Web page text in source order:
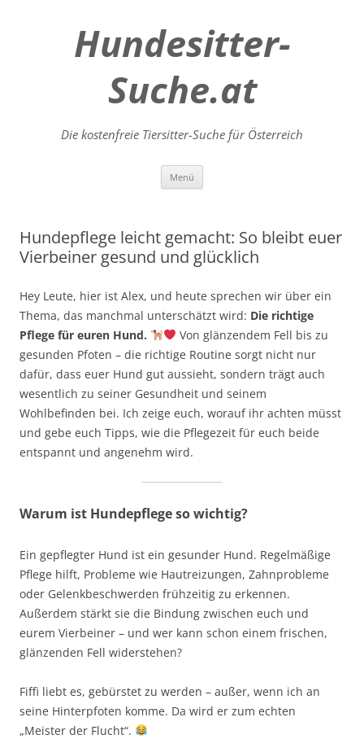
Hundesitter-
Suche.at
Die kostenfreie Tiersitter-Suche für Österreich
Menü
Hundepflege leicht gemacht: So bleibt euer
Vierbeiner gesund und glücklich
Hey Leute, hier ist Alex, und heute sprechen wir über ein
Thema, das manchmal unterschätzt wird: Die richtige
Pflege für euren Hund.
Von glänzendem Fell bis zu
gesunden Pfoten – die richtige Routine sorgt nicht nur
dafür, dass euer Hund gut aussieht, sondern trägt auch
wesentlich zu seiner Gesundheit und seinem
Wohlbefinden bei. Ich zeige euch, worauf ihr achten müsst
und gebe euch Tipps, wie die Pflegezeit für euch beide
entspannt und angenehm wird.
Warum ist Hundepflege so wichtig?
Ein gepflegter Hund ist ein gesunder Hund. Regelmäßige
Pflege hilft, Probleme wie Hautreizungen, Zahnprobleme
oder Gelenkbeschwerden frühzeitig zu erkennen.
Außerdem stärkt sie die Bindung zwischen euch und
eurem Vierbeiner – und wer kann schon einem frischen,
glänzenden Fell widerstehen?
Fiffi liebt es, gebürstet zu werden – außer, wenn ich an
seine Hinterpfoten komme. Da wird er zum echten
„Meister der Flucht“.